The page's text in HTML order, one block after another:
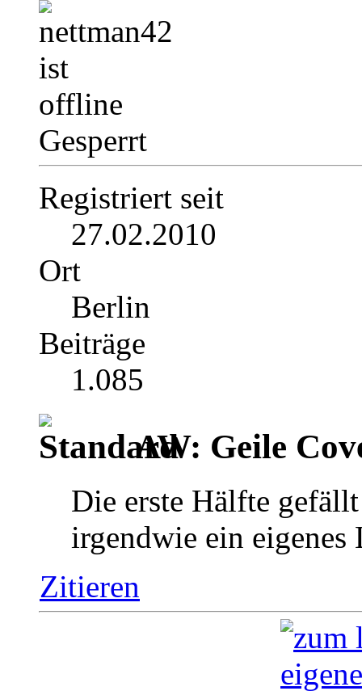
Gesperrt
Registriert seit
27.02.2010
Ort
Berlin
Beiträge
1.085
AW: Geile
Die erste Hälfte
irgendwie ein
Zitieren